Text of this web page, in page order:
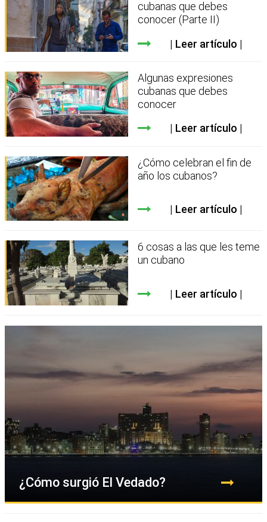
cubanas que debes
conocer (Parte II)
Leer artículo
Algunas expresiones
cubanas que debes
conocer
Leer artículo
¿Cómo celebran el fin de
año los cubanos?
Leer artículo
6 cosas a las que les teme
un cubano
Leer artículo
¿Cómo surgió El Vedado?